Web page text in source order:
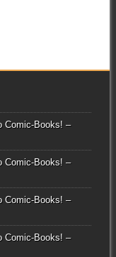
Comic-Books! –
Comic-Books! –
Comic-Books! –
Comic-Books! –